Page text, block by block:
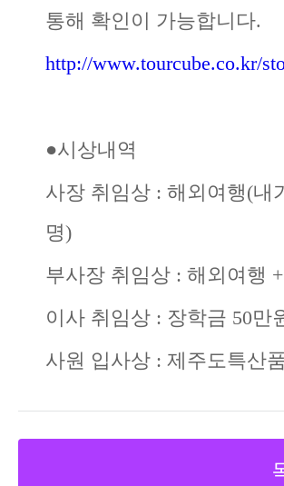
통해 확인이 가능합니다.
http://www.tourcube.co.kr/
●시상내역
사장 취임상 : 해외여행(내
명)
부사장 취임상 : 해외여행
이사 취임상 : 장학금 50만
사원 입사상 : 제주도특산